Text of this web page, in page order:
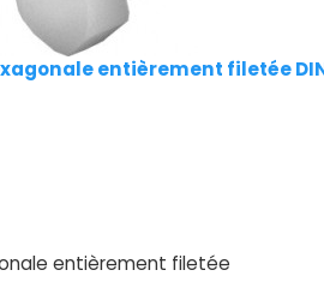
entièrement filetée DIN
entièrement filetée